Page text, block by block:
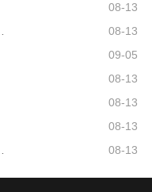
08-13
理设备？
08-13
09-05
08-13
08-13
08-13
有哪些？
08-13